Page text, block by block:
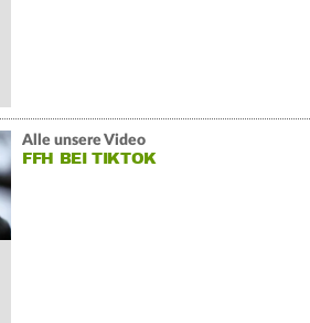
Alle unsere Video
FFH BEI TIKTOK